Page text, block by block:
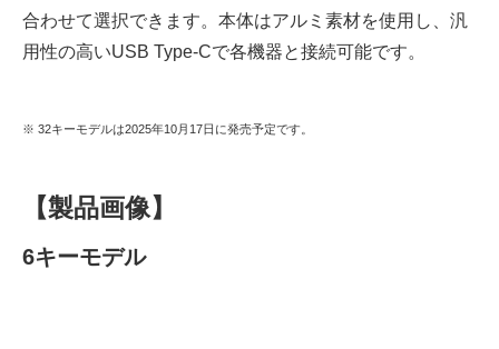
合わせて選択できます。本体はアルミ素材を使用し、汎
用性の高いUSB Type-Cで各機器と接続可能です。
※ 32キーモデルは2025年10月17日に発売予定です。
【製品画像】
6キーモデル